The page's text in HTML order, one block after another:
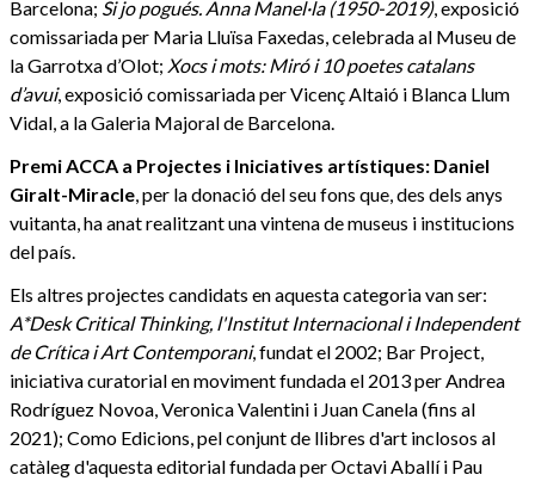
Barcelona; Si jo pogués. Anna Manel·la (1950-2019), exposició
comissariada per Maria Lluïsa Faxedas, celebrada al Museu de
la Garrotxa d’Olot; Xocs i mots: Miró i 10 poetes catalans
d’avui, exposició comissariada per Vicenç Altaió i Blanca Llum
Vidal, a la Galeria Majoral de Barcelona.
Premi ACCA a Projectes i Iniciatives artístiques: Daniel
Giralt-Miracle, per la donació del seu fons que, des dels anys
vuitanta, ha anat realitzant una vintena de museus i institucions
del país.
Els altres projectes candidats en aquesta categoria van ser:
A*Desk Critical Thinking, l'Institut Internacional i Independent
de Crítica i Art Contemporani, fundat el 2002; Bar Project,
iniciativa curatorial en moviment fundada el 2013 per Andrea
Rodríguez Novoa, Veronica Valentini i Juan Canela (fins al
2021); Como Edicions, pel conjunt de llibres d'art inclosos al
catàleg d'aquesta editorial fundada per Octavi Aballí i Pau